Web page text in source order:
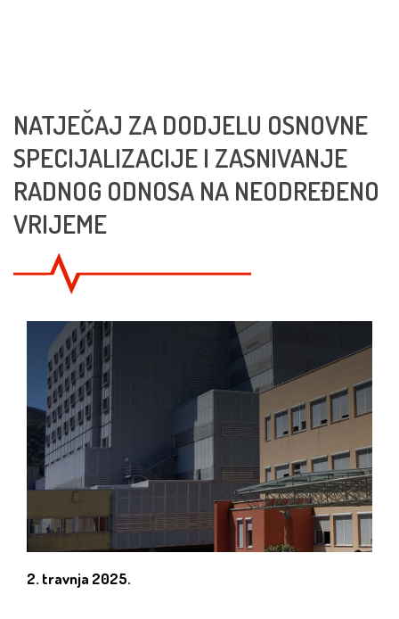
NATJEČAJ ZA DODJELU OSNOVNE
SPECIJALIZACIJE I ZASNIVANJE
RADNOG ODNOSA NA NEODREĐENO
VRIJEME
2. travnja 2025.